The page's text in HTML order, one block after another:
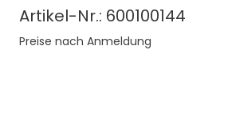
Artikel-Nr.: 600100144
Preise nach Anmeldung